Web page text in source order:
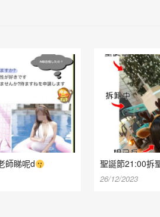
師睇呢d 聖誕節21:00拆
26/12/2023